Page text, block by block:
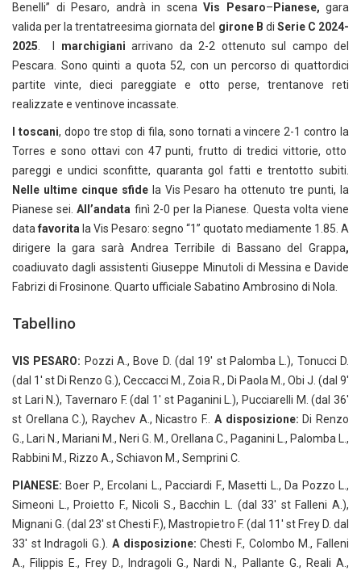
Benelli” di Pesaro, andrà in scena Vis Pesaro– Pianese, gara
valida per la trentatreesima giornata del girone B di Serie C 2024-
2025. I marchigiani arrivano da 2-2 ottenuto sul campo del
Pescara. Sono quinti a quota 52, con un percorso di quattordici
partite vinte, dieci pareggiate e otto perse, trentanove reti
realizzate e ventinove incassate.
I toscani, dopo tre stop di fila, sono tornati a vincere 2-1 contro la
Torres e sono ottavi con 47 punti, frutto di tredici vittorie, otto
pareggi e undici sconfitte, quaranta gol fatti e trentotto subiti.
Nelle ultime cinque sfidela Vis Pesaro ha ottenuto tre punti, la
Pianese sei.All’andata finì 2-0 per la Pianese. Questa volta viene
datafavorita la Vis Pesaro: segno “1” quotato mediamente 1.85. A
dirigere la gara sarà Andrea Terribile di Bassano del Grappa,
coadiuvato dagli assistenti Giuseppe Minutoli di Messina e Davide
Fabrizi di Frosinone. Quarto ufficiale Sabatino Ambrosino di Nola.
Tabellino
VIS PESARO: Pozzi A., Bove D. (dal 19′ st Palomba L.), Tonucci D.
(dal 1′ st Di Renzo G.), Ceccacci M., Zoia R., Di Paola M., Obi J. (dal 9′
st Lari N.), Tavernaro F. (dal 1′ st Paganini L.), Pucciarelli M. (dal 36′
st Orellana C.), Raychev A., Nicastro F.. A disposizione: Di Renzo
G., Lari N., Mariani M., Neri G. M., Orellana C., Paganini L., Palomba L.,
Rabbini M., Rizzo A., Schiavon M., Semprini C.
PIANESE: Boer P., Ercolani L., Pacciardi F., Masetti L., Da Pozzo L.,
Simeoni L., Proietto F., Nicoli S., Bacchin L. (dal 33′ st Falleni A.),
Mignani G. (dal 23′ st Chesti F.), Mastropietro F. (dal 11′ st Frey D. dal
33′ st Indragoli G.). A disposizione: Chesti F., Colombo M., Falleni
A., Filippis E., Frey D., Indragoli G., Nardi N., Pallante G., Reali A.,